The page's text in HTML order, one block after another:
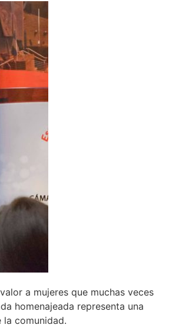
a mujeres que muchas veces
homenajeada representa una
comunidad.